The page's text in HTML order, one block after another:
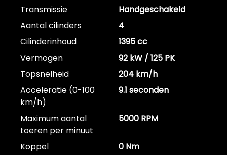
Transmissie
Handgeschakeld
Aantal cilinders
4
Cilinderinhoud
1395 cc
Vermogen
92 kW / 125 PK
Topsnelheid
204 km/h
Acceleratie (0-100
km/h)
9.1 seconden
Maximum aantal
toeren per minuut
5000 RPM
Koppel
0 Nm